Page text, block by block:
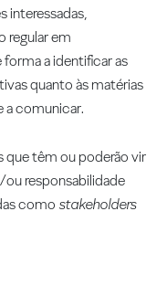
interessadas,
regular em
a identificar as
quanto às matérias
a comunicar.
que têm ou poderão vir
ou responsabilidade
como stakeholders